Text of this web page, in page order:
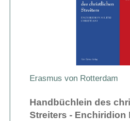
Erasmus von Rotterdam
Handbüchlein des
Streiters - Enchiridion